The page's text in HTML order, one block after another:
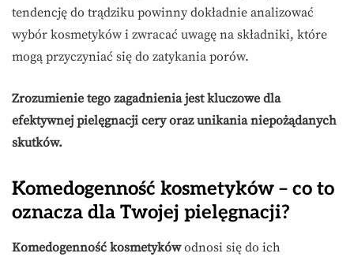
tendencję do trądziku powinny dokładnie analizować
wybór kosmetyków i zwracać uwagę na składniki, które
mogą przyczyniać się do zatykania porów.
Zrozumienie tego zagadnienia jest kluczowe dla
efektywnej pielęgnacji cery oraz unikania niepożądanych
skutków.
Komedogenność kosmetyków – co to
oznacza dla Twojej pielęgnacji?
Komedogenność kosmetykówodnosi się do ich